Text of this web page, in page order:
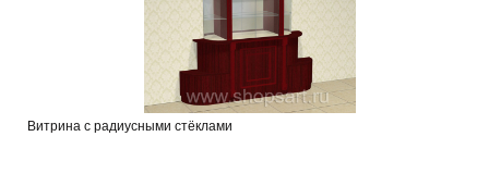
Витрина с радиусными стёклами